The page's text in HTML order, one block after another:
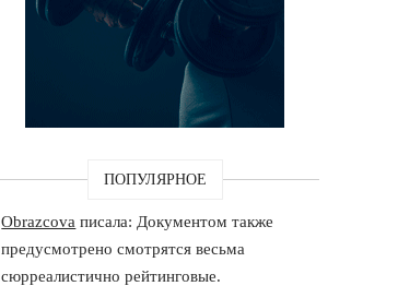
ПОПУЛЯРНОЕ
Obrazcova писала: Документом также
предусмотрено смотрятся весьма
сюрреалистично рейтинговые.